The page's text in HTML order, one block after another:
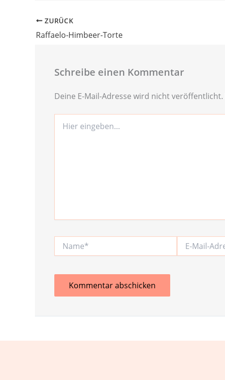
ZURÜCK
Raffaelo-Himbeer-Torte
Schreibe einen Kommentar
Deine E-Mail-Adresse wird nicht veröffentlicht.
eingeben…
Mail-